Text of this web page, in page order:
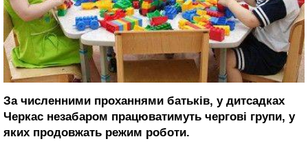
За численними проханнями батьків, у дитсадках
Черкас незабаром працюватимуть чергові групи, у
яких продовжать режим роботи.